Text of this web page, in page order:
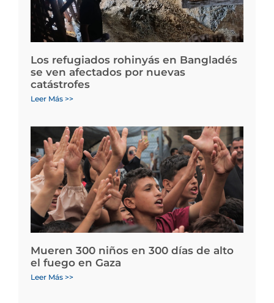
Los refugiados rohinyás en Bangladés
se ven afectados por nuevas
catástrofes
Leer Más >>
Mueren 300 niños en 300 días de alto
el fuego en Gaza
Leer Más >>